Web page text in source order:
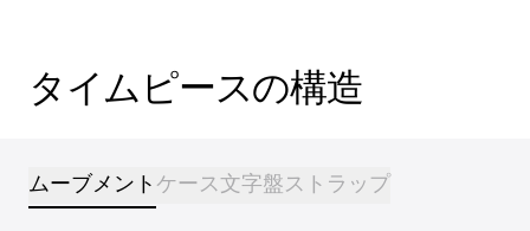
タイムピースの構造
ムーブメント ケース文字盤ストラップ